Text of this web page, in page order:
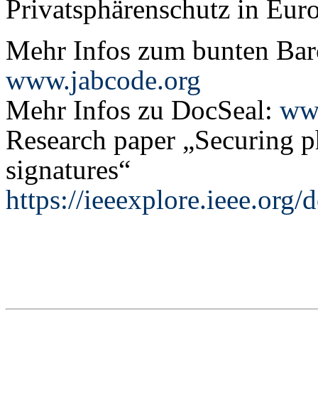
Privatsphärenschutz in
Mehr Infos zum bunten
www.jabcode.org
Mehr Infos zu DocSeal:
Research paper
signatures“
https://ieeexplore.ieee.org/